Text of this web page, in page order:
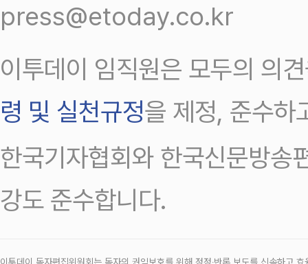
press@etoday.co.kr
이투데이 임직원은 모두의 의
령 및 실천규정을 제정, 준수하
한국기자협회와 한국신문방송
강도 준수합니다.